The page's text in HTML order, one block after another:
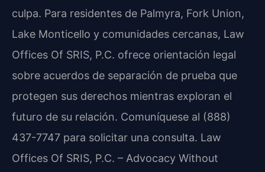
culpa. Para residentes de Palmyra, Fork Union,
Lake Monticello y comunidades cercanas, Law
Offices Of SRIS, P.C. ofrece orientación legal
sobre acuerdos de separación de prueba que
protegen sus derechos mientras exploran el
futuro de su relación. Comuníquese al (888)
437-7747 para solicitar una consulta. Law
Offices Of SRIS, P.C. – Advocacy Without